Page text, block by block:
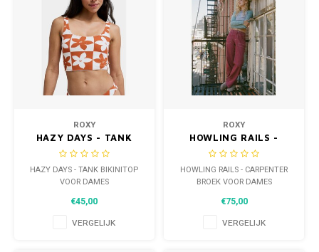
ROXY
HAZY DAYS - TANK
BIKINITOP VOOR
DAMES
HAZY DAYS - TANK BIKINITOP
VOOR DAMES
€45,00
VERGELIJK
ROXY
HOWLING RAILS -
CARPENTER BROEK
VOOR DAMES
HOWLING RAILS - CARPENTER
BROEK VOOR DAMES
€75,00
VERGELIJK